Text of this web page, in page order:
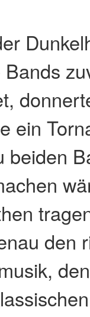
ein
beiden
den